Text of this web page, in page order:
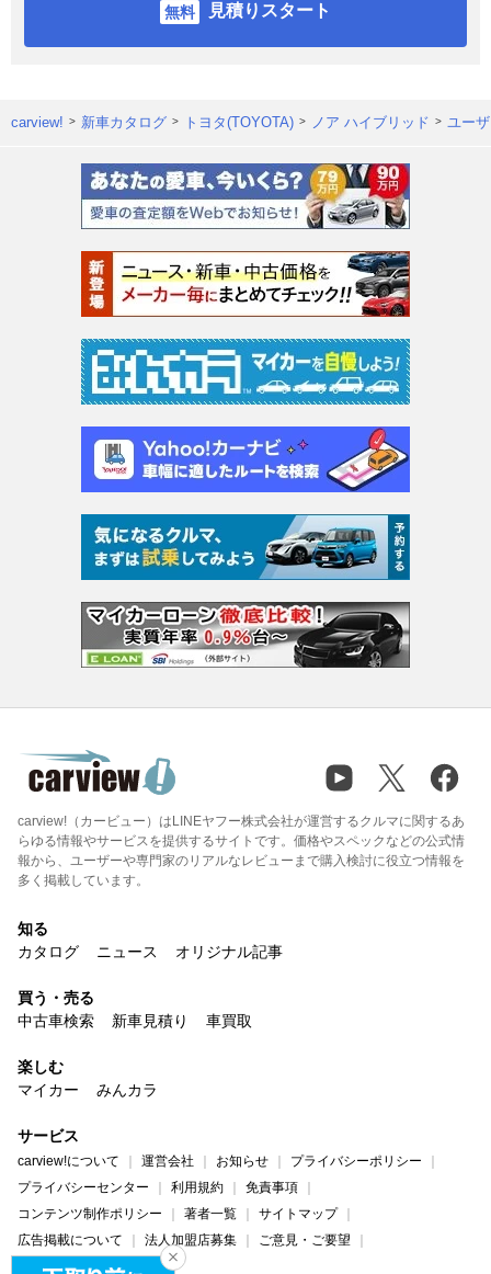
見積りスタート
carview! 新車カタログ トヨタ(TOYOTA) ノア ハイブリッド ユー
carview!（カービュー）はLINEヤフー株式会社が運営するクルマに関するあ
らゆる情報やサービスを提供するサイトです。価格やスペックなどの公式情
報から、ユーザーや専門家のリアルなレビューまで購入検討に役立つ情報を
多く掲載しています。
知る
カタログ
ニュース オリジナル記事
買う・売る
中古車検索
新車見積り 車買取
楽しむ
マイカー
みんカラ
サービス
carview!について 運営会社 お知らせ
プライバシーポリシー
プライバシーセンター
利用規約
免責事項
コンテンツ制作ポリシー
著者一覧
サイトマップ
広告掲載について
法人加盟店募集
ご意見・ご要望
ヘルプ・お問い合わせ